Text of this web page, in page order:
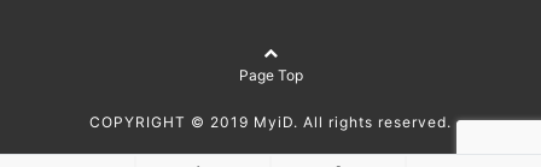
Page Top
COPYRIGHT © 2019 MyiD. All rights reserved.